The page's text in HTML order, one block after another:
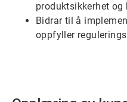
produktsikkerhet
Bidrar til å
oppfyller